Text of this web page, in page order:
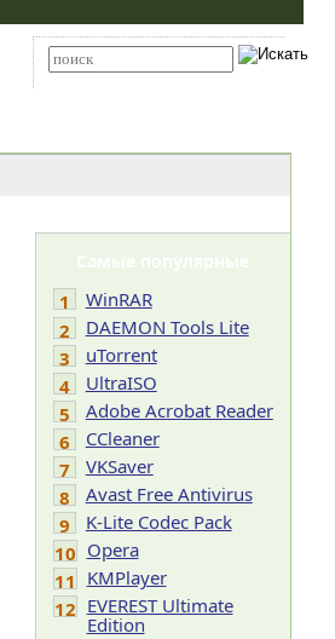
Самые популярные
1
WinRAR
2
DAEMON Tools Lite
3
uTorrent
4
UltraISO
5
Adobe Acrobat Reader
6
CCleaner
7
VKSaver
8
Avast Free Antivirus
9
K-Lite Codec Pack
10 Opera
11 KMPlayer
12 EVEREST Ultimate
Edition